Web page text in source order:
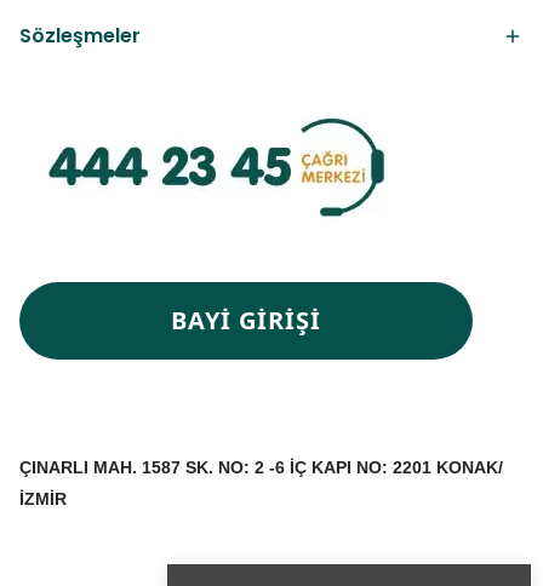
Sözleşmeler
BAYİ GİRİŞİ
ÇINARLI MAH. 1587 SK. NO: 2 -6 İÇ KAPI NO: 2201 KONAK/
İZMİR